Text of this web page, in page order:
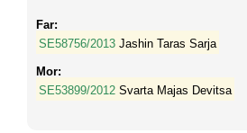
Far:
SE58756/2013 Jashin Taras Sarja
Mor:
SE53899/2012 Svarta Majas Devitsa